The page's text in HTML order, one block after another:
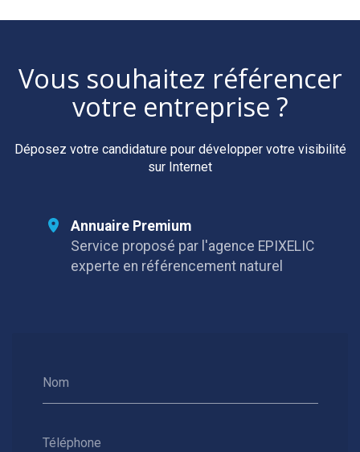
Vous souhaitez référencer
votre entreprise ?
Déposez votre candidature pour développer votre visibilité
sur Internet
Nom
Téléphone
Annuaire Premium
Service proposé par l'agence EPIXELIC
experte en référencement naturel